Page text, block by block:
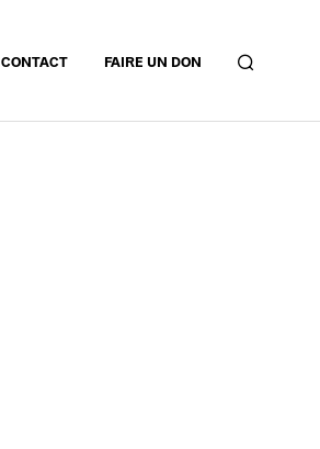
CONTACT FAIRE UN DON